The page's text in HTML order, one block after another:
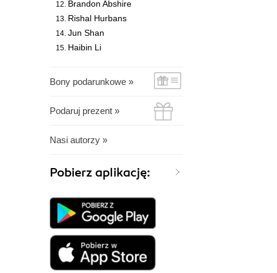
Brandon Abshire
Rishal Hurbans
Jun Shan
Haibin Li
Bony podarunkowe »
Podaruj prezent »
Nasi autorzy »
Pobierz aplikację: